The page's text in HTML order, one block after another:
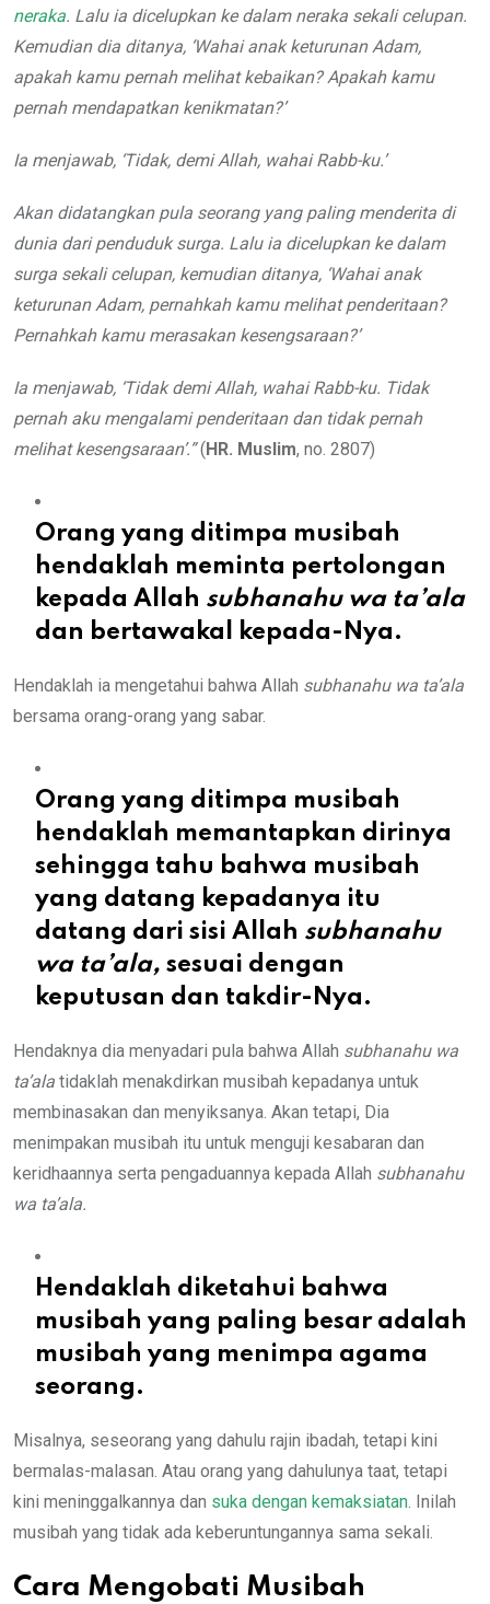
neraka. Lalu ia dicelupkan ke dalam neraka sekali celupan.
Kemudian dia ditanya, ‘Wahai anak keturunan Adam,
apakah kamu pernah melihat kebaikan? Apakah kamu
pernah mendapatkan kenikmatan?’
Ia menjawab, ‘Tidak, demi Allah, wahai Rabb-ku.’
Akan didatangkan pula seorang yang paling menderita di
dunia dari penduduk surga. Lalu ia dicelupkan ke dalam
surga sekali celupan, kemudian ditanya, ‘Wahai anak
keturunan Adam, pernahkah kamu melihat penderitaan?
Pernahkah kamu merasakan kesengsaraan?’
Ia menjawab, ‘Tidak demi Allah, wahai Rabb-ku. Tidak
pernah aku mengalami penderitaan dan tidak pernah
melihat kesengsaraan’.”( HR. Muslim, no. 2807)
Orang yang ditimpa musibah
hendaklah meminta pertolongan
kepada Allah subhanahu wa ta’ala
dan bertawakal kepada-Nya.
Hendaklah ia mengetahui bahwa Allah subhanahu wa ta’ala
bersama orang-orang yang sabar.
Orang yang ditimpa musibah
hendaklah memantapkan dirinya
sehingga tahu bahwa musibah
yang datang kepadanya itu
datang dari sisi Allah subhanahu
wa ta’ala, sesuai dengan
keputusan dan takdir-Nya.
Hendaknya dia menyadari pula bahwa Allah subhanahu wa
ta’ala tidaklah menakdirkan musibah kepadanya untuk
membinasakan dan menyiksanya. Akan tetapi, Dia
menimpakan musibah itu untuk menguji kesabaran dan
keridhaannya serta pengaduannya kepada Allah subhanahu
wa ta’ala.
Hendaklah diketahui bahwa
musibah yang paling besar adalah
musibah yang menimpa agama
seorang.
Misalnya, seseorang yang dahulu rajin ibadah, tetapi kini
bermalas-malasan. Atau orang yang dahulunya taat, tetapi
kini meninggalkannya dan suka dengan kemaksiatan. Inilah
musibah yang tidak ada keberuntungannya sama sekali.
Cara Mengobati Musibah